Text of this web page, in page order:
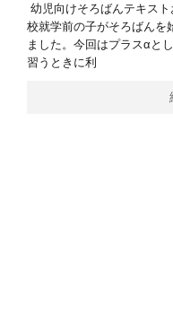
幼児向けそろばんテキス
校就学前の子がそろばんを
ました。今回はプラスαと
習うときに利